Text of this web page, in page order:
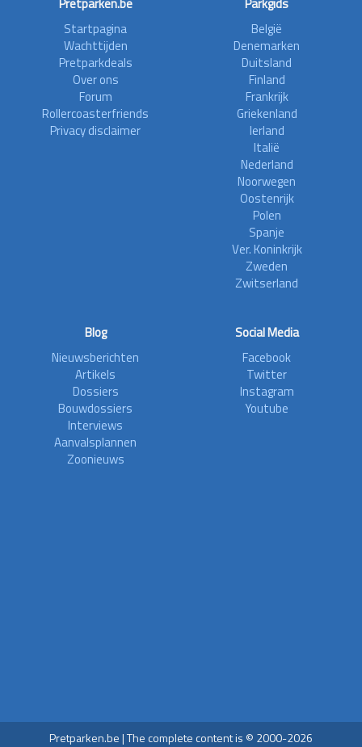
Startpagina
Wachttijden
Pretparkdeals
Over ons
Forum
Rollercoasterfriends
Privacy disclaimer
België
Denemarken
Duitsland
Finland
Frankrijk
Griekenland
Ierland
Italië
Nederland
Noorwegen
Oostenrijk
Polen
Spanje
Ver. Koninkrijk
Zweden
Zwitserland
Blog
Nieuwsberichten
Artikels
Dossiers
Bouwdossiers
Interviews
Aanvalsplannen
Zoonieuws
Social Media
Facebook
Twitter
Instagram
Youtube
Pretparken.be | The complete content is © 2000-2026